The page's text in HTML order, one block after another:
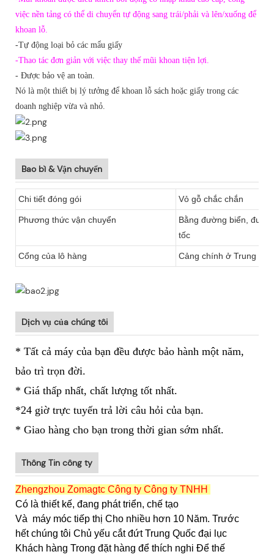
việc nền tảng có thể di chuyển tự động sang trái/phải và lên/xuống để
khoan lỗ.
-Tự động loại bỏ các mẩu giấy
-Thao tác đơn giản với việc thay thế mũi khoan tiện lợi.
- Được bảo vệ an toàn.
Nó là một thiết bị lý tưởng để khoan lỗ sách hoặc giấy trong các
doanh nghiệp vừa và nhỏ.
Bao bì & Vận chuyển
Chi tiết đóng gói Vỏ gỗ chắc chắn
Phương thức vận chuyển
Bằng đường biển,
tốc
Cổng của lô hàng Cảng chính ở Trung
Dịch vụ của chúng tôi
* Tất cả máy của bạn đều được bảo hành một năm,
bảo trì trọn đời.
* Giá thấp nhất, chất lượng tốt nhất.
*24 giờ trực tuyến trả lời câu hỏi của bạn.
* Giao hàng cho bạn trong thời gian sớm nhất.
Thông Tin công ty
Zhengzhou Zomagtc Công ty Công ty TNHH
Có là thiết kế, đang phát triển, chế tạo
Và máy móc tiếp thị Cho nhiều hơn 10 Năm. Trước
hết chúng tôi Chủ yếu cắt đứt Trung Quốc đại lục
Khách hàng Trong đặt hàng để thích nghi Để thế